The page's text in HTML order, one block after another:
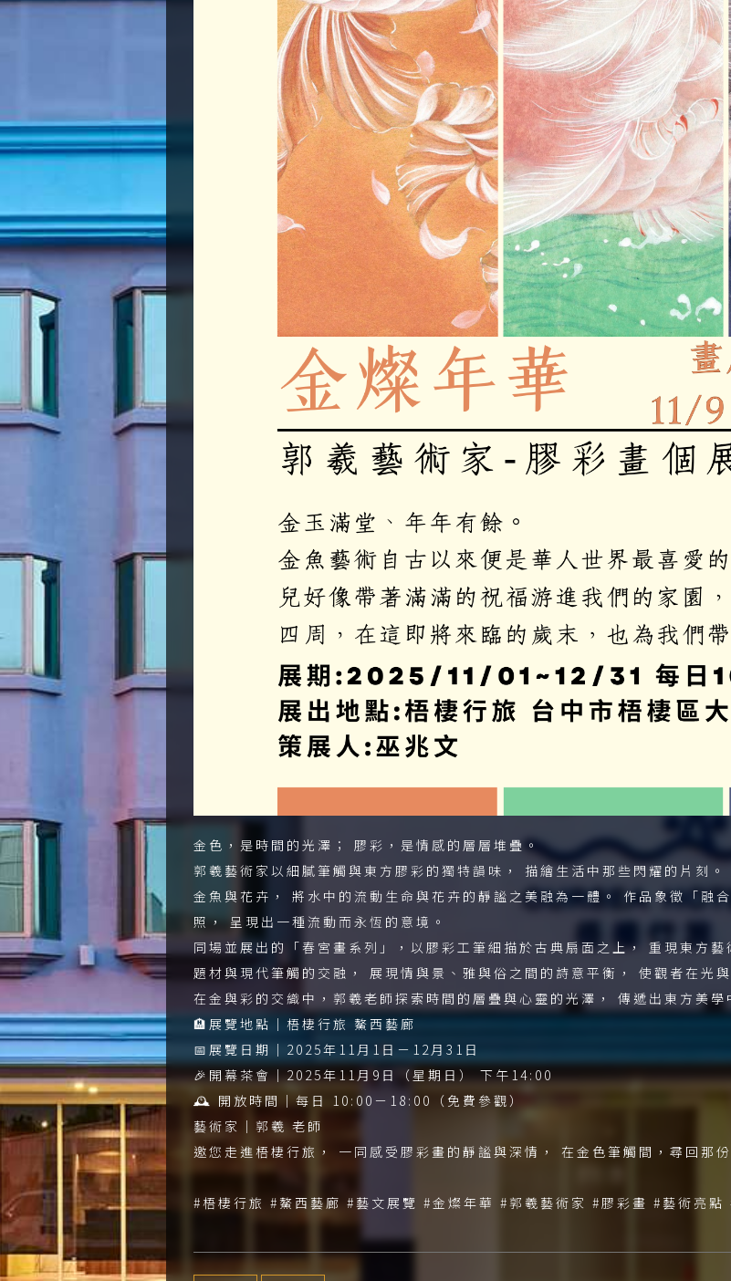
金色，是時間的光澤； 膠彩，是情感的層層堆疊。
郭羲藝術家以細膩筆觸與東方膠彩的獨特韻味， 描繪生活中那些閃耀的片刻
金魚與花卉， 將水中的流動生命與花卉的靜謐之美融為一體。 作品象徵「融
照， 呈現出一種流動而永恆的意境。
同場並展出的「春宮畫系列」，以膠彩工筆細描於古典扇面之上， 重現東方
題材與現代筆觸的交融， 展現情與景、雅與俗之間的詩意平衡， 使觀者在光
在金與彩的交織中，郭羲老師探索時間的層疊與心靈的光澤， 傳遞出東方美學
🏨展覽地點｜梧棲行旅 鰲西藝廊
📅展覽日期｜2025年11月1日－12月31日
🎉開幕茶會｜2025年11月9日（星期日） 下午14:00
🕰 開放時間｜每日 10:00－18:00（免費參觀）
藝術家｜郭羲 老師
邀您走進梧棲行旅， 一同感受膠彩畫的靜謐與深情， 在金色筆觸間，尋回那
#梧棲行旅 #鰲西藝廊 #藝文展覽 #金燦年華 #郭羲藝術家 #膠彩畫 #藝術亮點